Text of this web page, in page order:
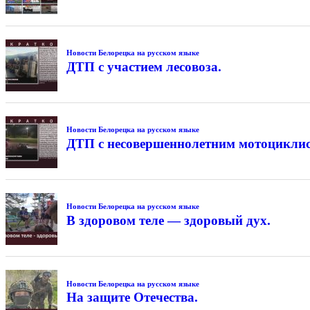
Новости Белорецка на русском языке
ДТП с участием лесовоза.
Новости Белорецка на русском языке
ДТП с несовершеннолетним
Новости Белорецка на русском языке
В здоровом теле — здоровый дух.
Новости Белорецка на русском языке
На защите Отечества.